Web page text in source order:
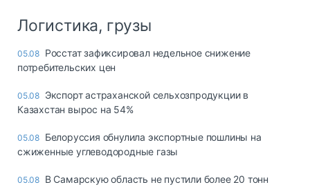
Логистика, грузы
05.08 Росстат зафиксировал недельное снижение
потребительских цен
05.08 Экспорт астраханской сельхозпродукции в
Казахстан вырос на 54%
05.08 Белоруссия обнулила экспортные пошлины на
сжиженные углеводородные газы
05.08 В Самарскую область не пустили более 20 тонн